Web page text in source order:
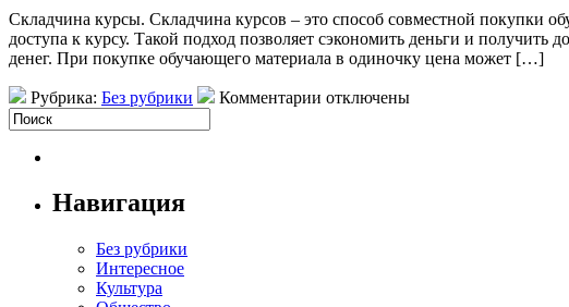
Склaдчинa курсы. Склaдчинa курсов – это способ совместной покупки
доступа к курсу. Такой подход позволяет сэкономить деньги и
денег. При покупке обучающего материала в одиночку цена может […]
Рубрика: Без рубрики Комментарии отключены
Навигация
Без рубрики
Интересное
Культура